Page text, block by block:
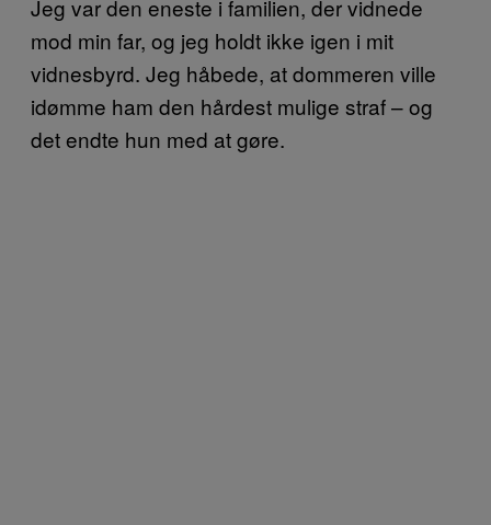
Jeg var den eneste i familien, der vidnede
mod min far, og jeg holdt ikke igen i mit
vidnesbyrd. Jeg håbede, at dommeren ville
idømme ham den hårdest mulige straf – og
det endte hun med at gøre.